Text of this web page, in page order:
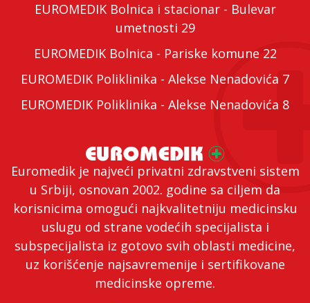
Euromedik je najveći privatni zdravstveni sistem
u Srbiji, osnovan 2002. godine sa ciljem da
korisnicima omogući najkvalitetniju medicinsku
uslugu od strane vodećih specijalista i
subspecijalista iz gotovo svih oblasti medicine,
uz korišćenje najsavremenije i sertifikovane
medicinske opreme.
EUROMEDIK Bolnica i stacionar - Bulevar
umetnosti 29
EUROMEDIK Bolnica - Pariske komune 22
EUROMEDIK Poliklinika - Alekse Nenadovića 7
EUROMEDIK Poliklinika - Alekse Nenadovića 8